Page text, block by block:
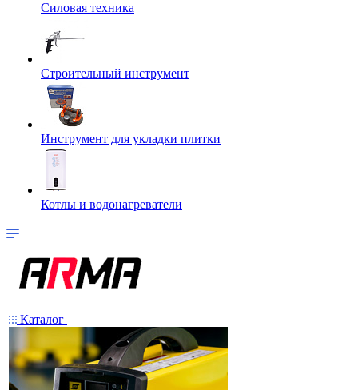
Силовая техника
Строительный инструмент
Инструмент для укладки плитки
Котлы и водонагреватели
Каталог